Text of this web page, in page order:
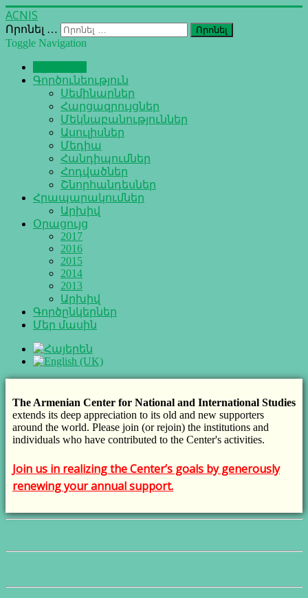
ACNIS
Որոնել … Որոնել
Toggle Navigation
Գործունեություն
Սեմինարներ
Հարցազրույցներ
Մեկնաբանություններ
Ասուլիսներ
Մեդիա
Հանդիպումներ
Հոդվածներ
Շնորհանդեսներ
Հրապարակումներ
Արխիվ
Օրացույց
2017
2016
2015
2014
2013
Արխիվ
Գործընկերներ
Մեր մասին
The Armenian Center for National and International Studies
extends its deep appreciation to its old and new supporters
around the world. Please join (or rejoin) the institutions and
individuals who have contributed to the Center's activities.
Join us in realizing the Center’s goals by generously
renewing your annual support.